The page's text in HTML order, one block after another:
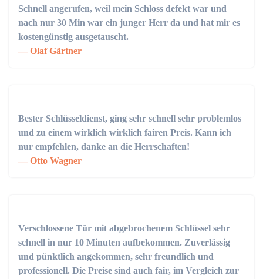
Schnell angerufen, weil mein Schloss defekt war und
nach nur 30 Min war ein junger Herr da und hat mir es
kostengünstig ausgetauscht.
Olaf Gärtner
Bester Schlüsseldienst, ging sehr schnell sehr problemlos
und zu einem wirklich wirklich fairen Preis. Kann ich
nur empfehlen, danke an die Herrschaften!
Otto Wagner
Verschlossene Tür mit abgebrochenem Schlüssel sehr
schnell in nur 10 Minuten aufbekommen. Zuverlässig
und pünktlich angekommen, sehr freundlich und
professionell. Die Preise sind auch fair, im Vergleich zur